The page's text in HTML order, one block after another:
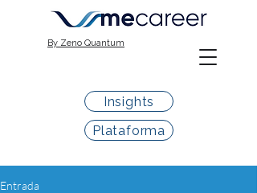
By Zeno Quantum
Insights
Plataforma
Entrada